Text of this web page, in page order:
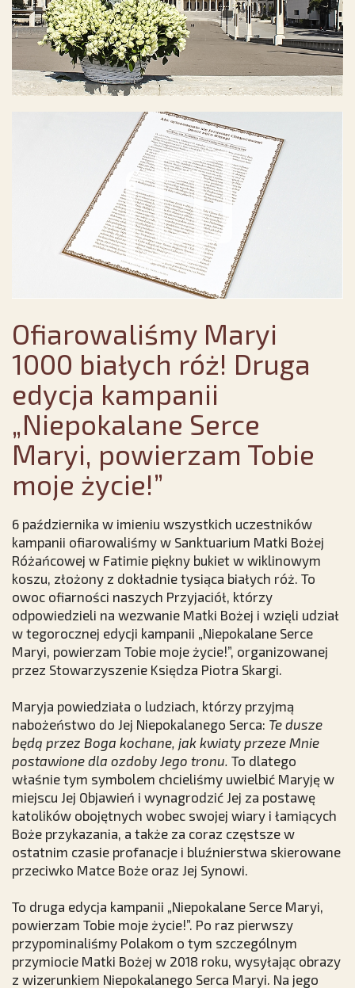
Ofiarowaliśmy Maryi
1000 białych róż! Druga
edycja kampanii
„Niepokalane Serce
Maryi, powierzam Tobie
moje życie!”
6 października w imieniu wszystkich uczestników
kampanii ofiarowaliśmy w Sanktuarium Matki Bożej
Różańcowej w Fatimie piękny bukiet w wiklinowym
koszu, złożony z dokładnie tysiąca białych róż. To
owoc ofiarności naszych Przyjaciół, którzy
odpowiedzieli na wezwanie Matki Bożej i wzięli udział
w tegorocznej edycji kampanii „Niepokalane Serce
Maryi, powierzam Tobie moje życie!”, organizowanej
przez Stowarzyszenie Księdza Piotra Skargi.
Maryja powiedziała o ludziach, którzy przyjmą
nabożeństwo do Jej Niepokalanego Serca: Te dusze
będą przez Boga kochane, jak kwiaty przeze Mnie
postawione dla ozdoby Jego tronu. To dlatego
właśnie tym symbolem chcieliśmy uwielbić Maryję w
miejscu Jej Objawień i wynagrodzić Jej za postawę
katolików obojętnych wobec swojej wiary i łamiących
Boże przykazania, a także za coraz częstsze w
ostatnim czasie profanacje i bluźnierstwa skierowane
przeciwko Matce Boże oraz Jej Synowi.
To druga edycja kampanii „Niepokalane Serce Maryi,
powierzam Tobie moje życie!”. Po raz pierwszy
przypominaliśmy Polakom o tym szczególnym
przymiocie Matki Bożej w 2018 roku, wysyłając obrazy
z wizerunkiem Niepokalanego Serca Maryi. Na jego